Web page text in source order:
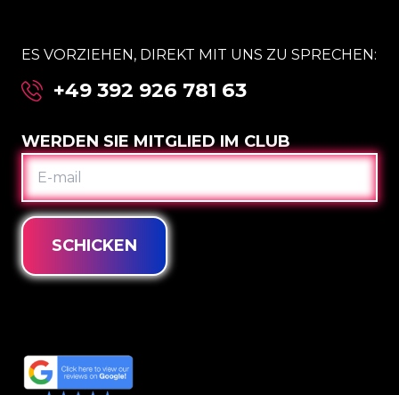
ES VORZIEHEN, DIREKT MIT UNS ZU SPRECHEN:
+49 392 926 781 63
WERDEN SIE MITGLIED IM CLUB
E-
MAIL
SCHICKEN